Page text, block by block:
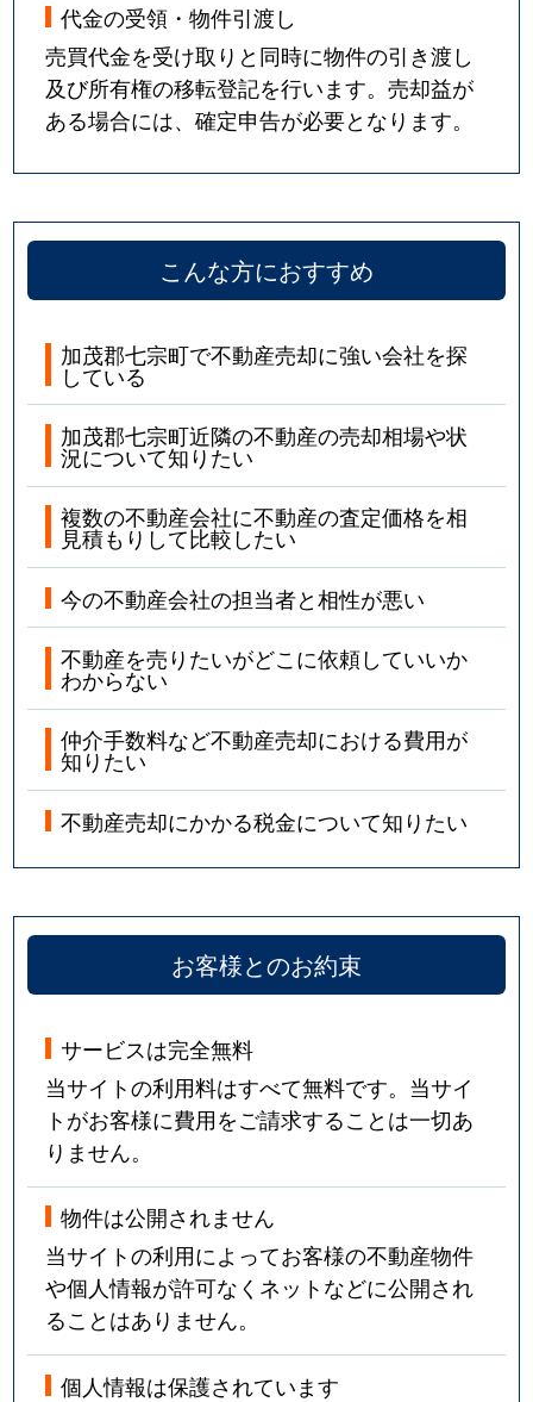
代金の受領・物件引渡し
売買代金を受け取りと同時に物件の引き渡し
及び所有権の移転登記を行います。売却益が
ある場合には、確定申告が必要となります。
こんな方におすすめ
加茂郡七宗町で不動産売却に強い会社を探
している
加茂郡七宗町近隣の不動産の売却相場や状
況について知りたい
複数の不動産会社に不動産の査定価格を相
見積もりして比較したい
今の不動産会社の担当者と相性が悪い
不動産を売りたいがどこに依頼していいか
わからない
仲介手数料など不動産売却における費用が
知りたい
不動産売却にかかる税金について知りたい
お客様とのお約束
サービスは完全無料
当サイトの利用料はすべて無料です。当サイ
トがお客様に費用をご請求することは一切あ
りません。
物件は公開されません
当サイトの利用によってお客様の不動産物件
や個人情報が許可なくネットなどに公開され
ることはありません。
個人情報は保護されています